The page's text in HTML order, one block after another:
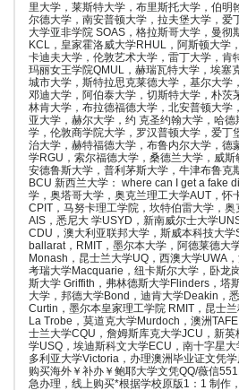
里大学，莱斯特大学，布里斯托大学，伯明
尔德大学，南安普顿大学，拉夫堡大学，爱
大学亚非学院 SOAS，格拉斯哥大学，曼彻
KCL，皇家霍洛威大学RHUL，阿斯顿大学
卡迪夫大学，伦敦艺术大学，雷丁大学，肯
玛丽女王学院QMUL，赫瑞瓦特大学，埃塞
城市大学，斯特拉思克莱德大学，基尔大学
邓迪大学，阿伯泰大学，切斯特大学，朴茨
林肯大学，布拉德福德大学，北安普顿大学
亚大学，赫尔大学，约 克圣约翰大学，哈
学，伦敦商学院大学，罗汉普顿大学，爱丁
治大学，赫特福德大学，布鲁内尔大学，德
学RGU，索尔福德大学，桑德兰大学，威
安德鲁斯大学，普利茅斯大学，牛津布鲁克
BCU 新西兰大学： where can I get a fake
学，奥塔哥大学，奥克兰理工大学AUT，怀
CPIT，马努卡理工学院，坎特伯雷大学，
AIS，悉尼大 学USYD，新南威尔士大学
CDU，澳大利亚联邦大学，斯威本科技大
ballarat，RMIT，墨尔本大学，阿德莱德大
Monash，昆士兰大学UQ，西澳大学UWA
考瑞大学Macquarie，纽卡斯尔大学，卧龙
斯大学 Griffith，弗林德斯大学Flinders，塔
大学，邦德大学Bond，迪肯大学Deakin，
Curtin，墨尔本皇家理工学院 RMIT，昆士
La Trobe，莫道克大学Murdoch，澳洲
士兰大学CQU，詹姆斯库克大学JCU，新
学USQ，埃迪斯科文大学ECU，南十字星
多利亚大学Victoria，办理澳洲毕业证文凭
购买海外￥补办￥鲍耶大学文凭QQ/薇信
急办理，线上购买*根据学校原版1：1 制作